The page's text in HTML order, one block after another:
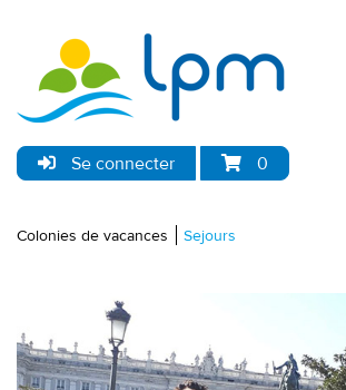
Se connecter 0
Colonies de vacances Sejours